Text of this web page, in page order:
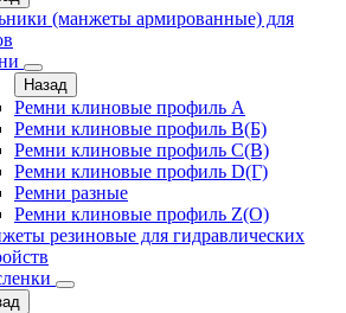
(манжеты армированные) для
Назад
Ремни клиновые профиль A
Ремни клиновые профиль B(Б)
Ремни клиновые профиль C(В)
Ремни клиновые профиль D(Г)
Ремни разные
Ремни клиновые профиль Z(О)
резиновые для гидравлических